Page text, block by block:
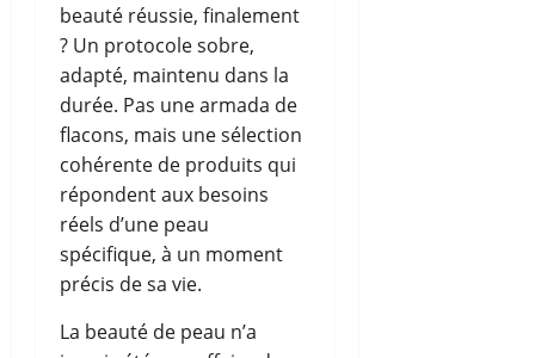
beauté réussie, finalement
? Un protocole sobre,
adapté, maintenu dans la
durée. Pas une armada de
flacons, mais une sélection
cohérente de produits qui
répondent aux besoins
réels d’une peau
spécifique, à un moment
précis de sa vie.
La beauté de peau n’a